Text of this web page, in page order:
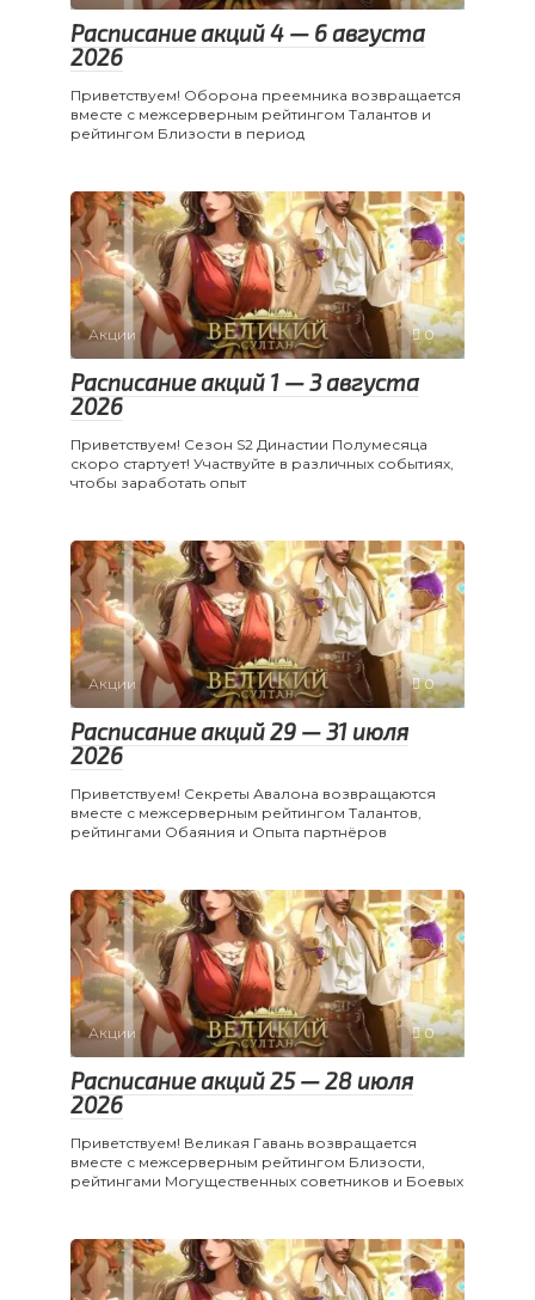
Расписание акций 4 — 6 августа
2026
Приветствуем! Оборона преемника возвращается
вместе с межсерверным рейтингом Талантов и
рейтингом Близости в период
Акции 0
Расписание акций 1 — 3 августа
2026
Приветствуем! Сезон S2 Династии Полумесяца
скоро стартует! Участвуйте в различных событиях,
чтобы заработать опыт
Акции 0
Расписание акций 29 — 31 июля
2026
Приветствуем! Секреты Авалона возвращаются
вместе с межсерверным рейтингом Талантов,
рейтингами Обаяния и Опыта партнёров
Акции 0
Расписание акций 25 — 28 июля
2026
Приветствуем! Великая Гавань возвращается
вместе с межсерверным рейтингом Близости,
рейтингами Могущественных советников и Боевых